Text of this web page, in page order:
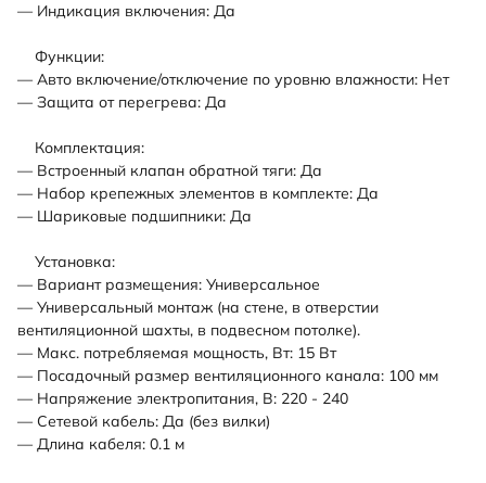
— Индикация включения: Да
Функции:
— Авто включение/отключение по уровню влажности: Нет
— Защита от перегрева: Да
Комплектация:
— Встроенный клапан обратной тяги: Да
— Набор крепежных элементов в комплекте: Да
— Шариковые подшипники: Да
Установка:
— Вариант размещения: Универсальное
— Универсальный монтаж (на стене, в отверстии
вентиляционной шахты, в подвесном потолке).
— Макс. потребляемая мощность, Вт: 15 Вт
— Посадочный размер вентиляционного канала: 100 мм
— Напряжение электропитания, В: 220 - 240
— Сетевой кабель: Да (без вилки)
— Длина кабеля: 0.1 м